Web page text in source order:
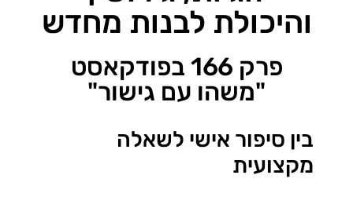
והיכולת לבנות מחדש
פרק 166 בפודקאסט
"משהו עם גישור"
בין סיפור אישי לשאלה
מקצועית